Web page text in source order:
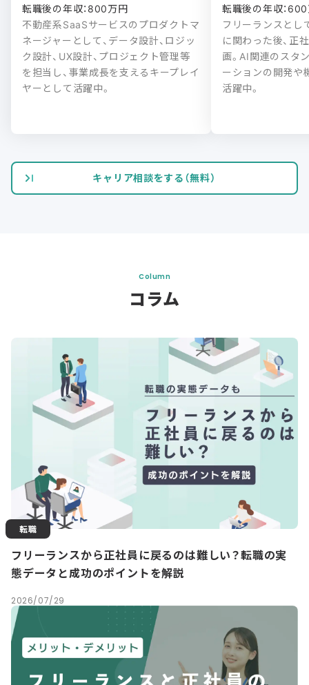
転職後の年収：800万円
不動産系SaaSサービスのプロダクトマ
ネージャーとして、データ設計、ロジッ
ク設計、UX設計、プロジェクト管理等
を担当し、事業成長を支えるキープレイ
ヤーとして活躍中。
転職後の年収：
フリーランスとし
に関わった後、正
画。AI関連のスタ
ーションの開発や
活躍中。
キャリア相談をする（無料）
Column
コラム
転職
フリーランスから正社員に戻るのは難しい？転職の実
態データと成功のポイントを解説
2026/07/29